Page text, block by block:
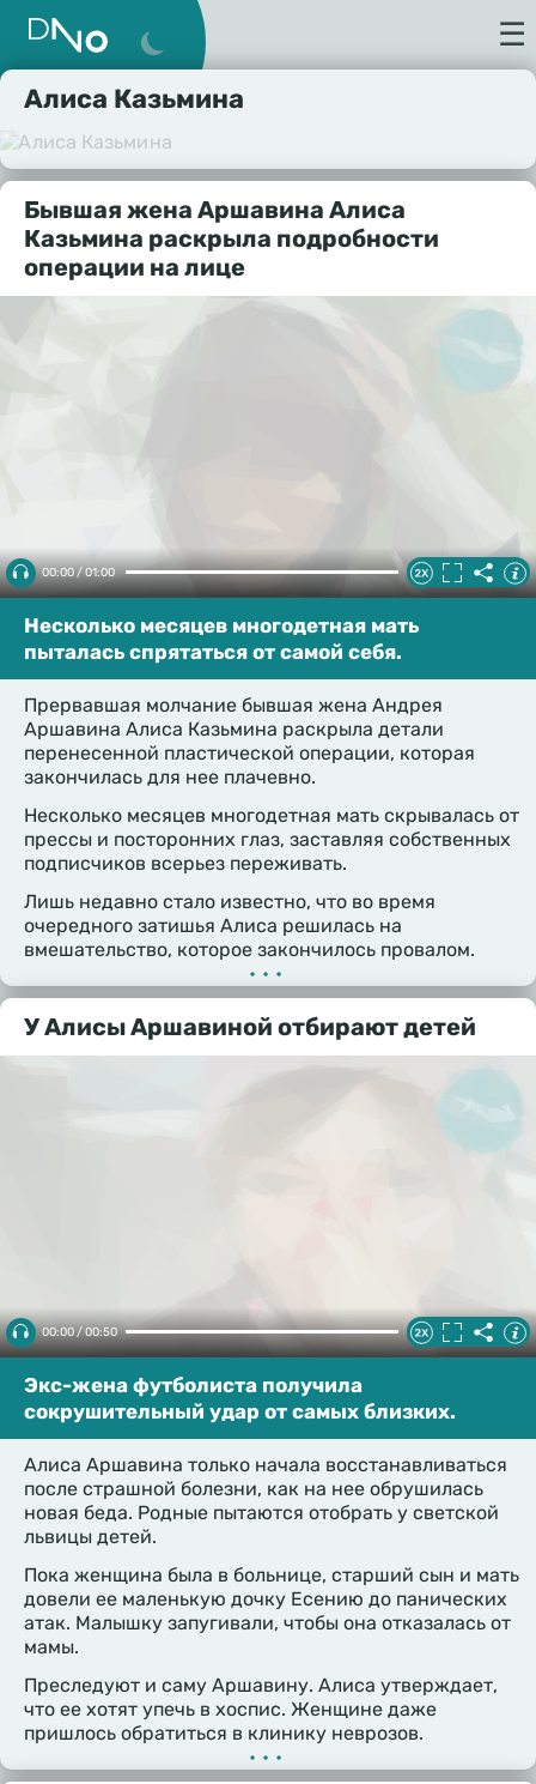
☰
Алиса Казьмина
Бывшая жена Аршавина Алиса
Казьмина раскрыла подробности
операции на лице
00:00 / 01:00
Несколько месяцев многодетная мать
пыталась спрятаться от самой себя.
Прервавшая молчание бывшая жена Андрея
Аршавина Алиса Казьмина раскрыла детали
перенесенной пластической операции, которая
закончилась для нее плачевно.
Несколько месяцев многодетная мать скрывалась от
прессы и посторонних глаз, заставляя собственных
подписчиков всерьез переживать.
Лишь недавно стало известно, что во время
очередного затишья Алиса решилась на
вмешательство, которое закончилось провалом.
•••
У Алисы Аршавиной отбирают детей
00:00 / 00:50
Экс-жена футболиста получила
сокрушительный удар от самых близких.
Алиса Аршавина только начала восстанавливаться
после страшной болезни, как на нее обрушилась
новая беда. Родные пытаются отобрать у светской
львицы детей.
Пока женщина была в больнице, старший сын и мать
довели ее маленькую дочку Есению до панических
атак. Малышку запугивали, чтобы она отказалась от
мамы.
Преследуют и саму Аршавину. Алиса утверждает,
что ее хотят упечь в хоспис. Женщине даже
пришлось обратиться в клинику неврозов.
•••